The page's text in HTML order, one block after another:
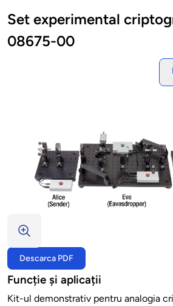
Set experimental
08675-00
Descarca PDF
Funcție și aplicații
Kit-ul demonstrativ pentru analogia